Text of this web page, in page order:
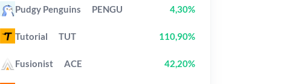
Pudgy Penguins PENGU 4,30%
Tutorial TUT 110,90%
Fusionist ACE 42,20%